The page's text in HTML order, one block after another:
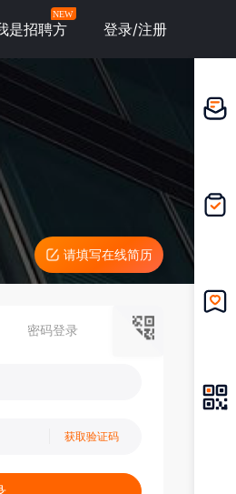
是招聘方
NEW
登录/注册
请填写在线简历
密码登录
获取验证码